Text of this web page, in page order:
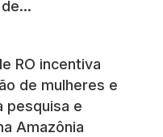
RO incentiva
de mulheres e
pesquisa e
Amazônia